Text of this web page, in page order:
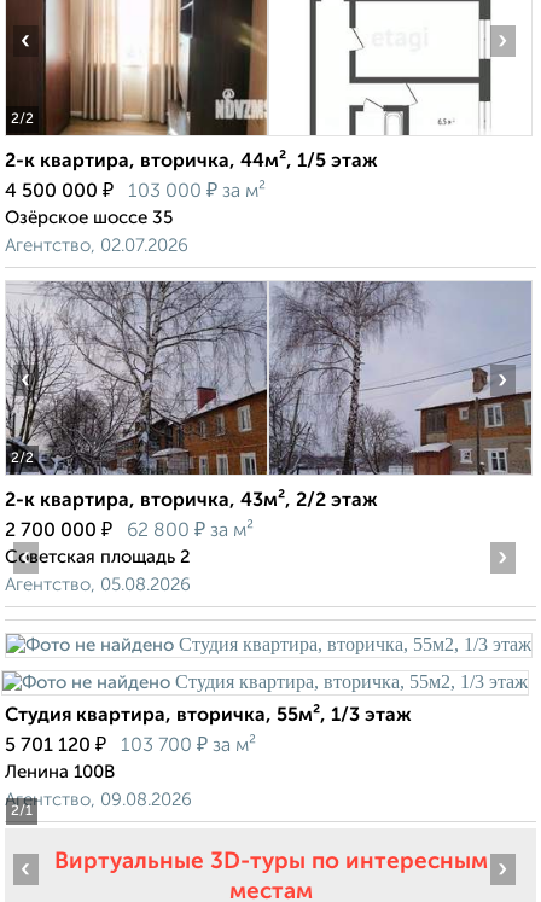
2/2
‹ ›
2-к квартира, вторичка, 44м², 1/5 этаж
4 500 000 ₽ 103 000 ₽ за м²
Озёрское шоссе 35
Агентство, 02.07.2026
2/2
‹ ›
2-к квартира, вторичка, 43м², 2/2 этаж
2 700 000 ₽ 62 800 ₽ за м²
Советская площадь 2
Агентство, 05.08.2026
2/1
‹ ›
Студия квартира, вторичка, 55м², 1/3 этаж
5 701 120 ₽ 103 700 ₽ за м²
Ленина 100В
Агентство, 09.08.2026
Виртуальные 3D-туры по интересным
местам
‹ ›